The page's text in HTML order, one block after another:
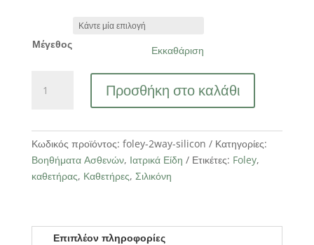
Μέγεθος Εκκαθάριση
FOLEY
ποσότητα
Προσθήκη στο καλάθι
Κωδικός προϊόντος: foley-2way-silicon
Κατηγορίες:
Βοηθήματα Ασθενών, Ιατρικά Είδη Ετικέτες: Foley,
καθετήρας, Καθετήρες, Σιλικόνη
Επιπλέον πληροφορίες